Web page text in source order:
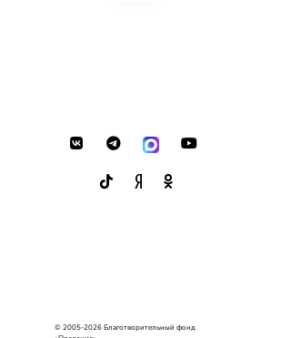
© 2005-2026 Благотворительный фонд